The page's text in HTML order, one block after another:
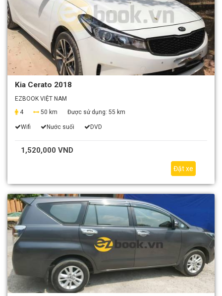
Kia Cerato 2018
EZBOOK VIỆT NAM
4
50 km Được sử dụng: 55 km
Wifi Nước suối DVD
1,520,000 VND
Đặt xe